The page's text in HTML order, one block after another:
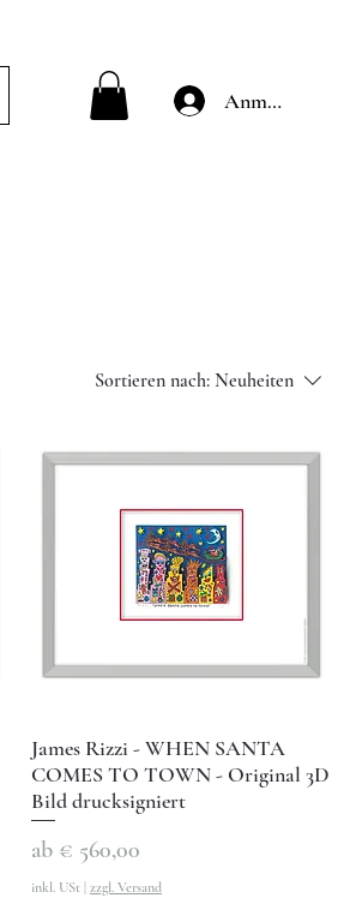
Anmelden
Sortieren nach: Neuheiten
James Rizzi - WHEN SANTA
COMES TO TOWN - Original 3D
Bild drucksigniert
ab € 560,00
Sale-Preis
inkl. USt zzgl. Versand